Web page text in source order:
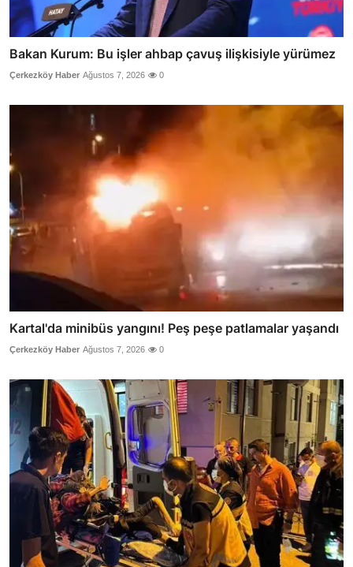
Bakan Kurum: Bu işler ahbap çavuş ilişkisiyle yürümez
Çerkezköy Haber Ağustos 7, 2026 0
Kartal'da minibüs yangını! Peş peşe patlamalar yaşandı
Çerkezköy Haber Ağustos 7, 2026 0